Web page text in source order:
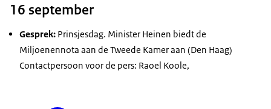
16 september
Gesprek: Prinsjesdag. Minister Heinen biedt de
Miljoenennota aan de Tweede Kamer aan (Den Haag)
Contactpersoon voor de pers: Raoel Koole,